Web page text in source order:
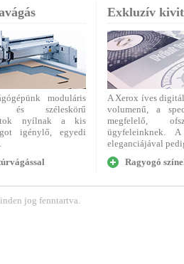
moduláris
és széleskörű
nyílnak a kis
igénylő, egyedi
Exkluzív
A Xerox íves
volumenű, a
megfelelő,
ügyfeleinknek.
eleganciájával
Ragyogó
jog fenntartva.